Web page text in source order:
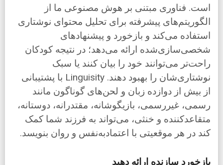
است. فناوری مبتنی بر هوش مصنوعی ما از
الگوریتم‌های پیشرفته برای تحلیل محتوای نوشتاری
استفاده می‌کند و بازخورد و پیشنهادهای
شخصی‌سازی‌شده ارائه می‌دهد؛ در نتیجه کودکان
راحت‌تر می‌توانند خود را بیان کنند یا سبک
نوشتاری‌شان را بهبود دهند. Linguisity با پشتیبانی
از بیش از دوازده زبان و لحن‌های گوناگون مانند
رسمی، غیررسمی، بازیگوشانه، مقتدرانه، دوستانه،
متقاعدکننده و خنثی، می‌تواند به فرزند شما کمک
کند در هر موقعیتی با اعتمادبه‌نفس و روان بنویسد.
بازخورد سازنده ارائه دهید